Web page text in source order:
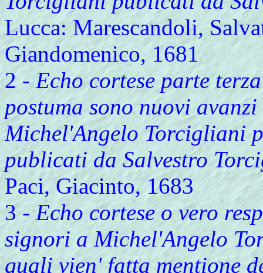
Lucca: Marescandoli,
Giandomenico, 1681
2 -Echo cortese parte
postuma sono nuovi
Michel'Angelo Torcigliani
publicati da Salvestro
Paci, Giacinto, 1683
3 -Echo cortese o vero
signori a Michel'Angelo
quali vien' fatta mentione